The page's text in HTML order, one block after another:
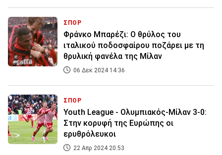
ΣΠΟΡ
Φράνκο Μπαρέζι: Ο θρύλος του
ιταλικού ποδοσφαίρου ποζάρει με τη
θρυλική φανέλα της Μίλαν
06 Δεκ 2024 14:36
ΣΠΟΡ
Youth League - Ολυμπιακός-Μίλαν 3-0:
Στην κορυφή της Ευρώπης οι
ερυθρόλευκοι
22 Απρ 2024 20:53